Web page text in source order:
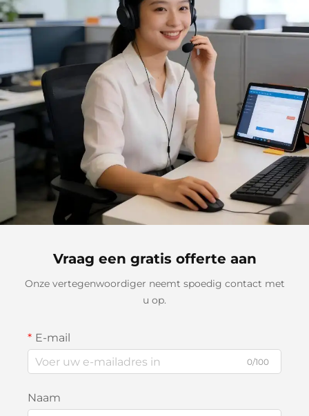
Vraag een gratis offerte aan
Onze vertegenwoordiger neemt spoedig contact met
u op.
E-mail
0/100
Naam